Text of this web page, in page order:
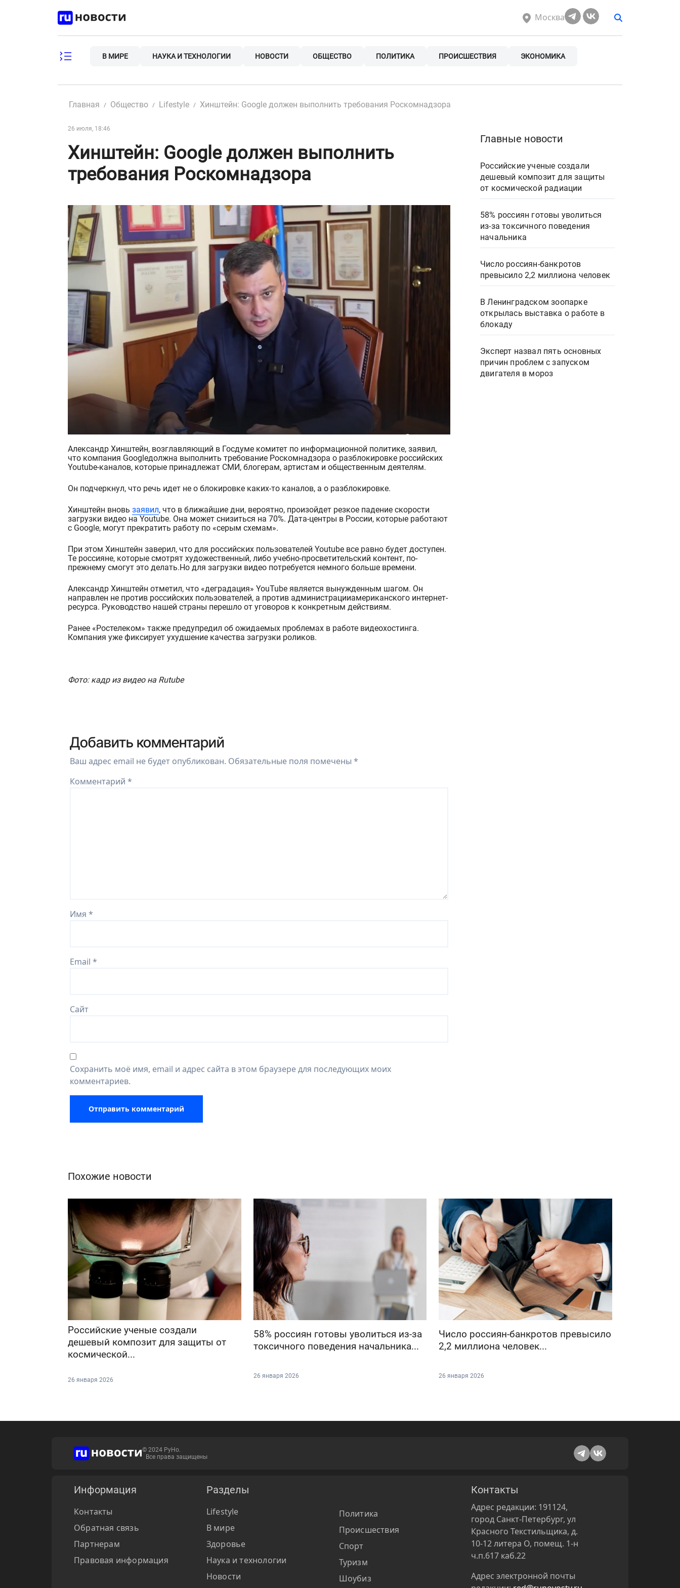
Москва
В МИРЕ НАУКА И ТЕХНОЛОГИИ НОВОСТИ ОБЩЕСТВО ПОЛИТИКА ПРОИСШЕСТВИЯ ЭКОНОМИКА
Главная Общество Lifestyle Хинштейн: Google должен выполнить требования Роскомнадзора
26 июля, 18:46
Хинштейн: Google должен выполнить
требования Роскомнадзора
Александр Хинштейн, возглавляющий в Госдуме комитет по информационной политике, заявил,
что компания Googleдолжна выполнить требование Роскомнадзора о разблокировке российских
Youtube-каналов, которые принадлежат СМИ, блогерам, артистам и общественным деятелям.
Он подчеркнул, что речь идет не о блокировке каких-то каналов, а о разблокировке.
Хинштейн вновь заявил, что в ближайшие дни, вероятно, произойдет резкое падение скорости
загрузки видео на Youtube. Она может снизиться на 70%. Дата-центры в России, которые работают
с Google, могут прекратить работу по «серым схемам».
При этом Хинштейн заверил, что для российских пользователей Youtube все равно будет доступен.
Те россияне, которые смотрят художественный, либо учебно-просветительский контент, по-
прежнему смогут это делать.Но для загрузки видео потребуется немного больше времени.
Александр Хинштейн отметил, что «деградация» YouTube является вынужденным шагом. Он
направлен не против российских пользователей, а против администрацииамериканского интернет-
ресурса. Руководство нашей страны перешло от уговоров к конкретным действиям.
Ранее «Ростелеком» также предупредил об ожидаемых проблемах в работе видеохостинга.
Компания уже фиксирует ухудшение качества загрузки роликов.
Фото: кадр из видео на Rutube
Добавить комментарий
Ваш адрес email не будет опубликован. Обязательные поля помечены *
Комментарий *
Имя *
Email *
Сайт
Сохранить моё имя, email и адрес сайта в этом браузере для последующих моих
комментариев.
Главные новости
Российские ученые создали
дешевый композит для защиты
от космической радиации
58% россиян готовы уволиться
из-за токсичного поведения
начальника
Число россиян-банкротов
превысило 2,2 миллиона человек
В Ленинградском зоопарке
открылась выставка о работе в
блокаду
Эксперт назвал пять основных
причин проблем с запуском
двигателя в мороз
Похожие новости
Российские ученые создали
дешевый композит для защиты от
космической...
26 января 2026
58% россиян готовы уволиться из-за
токсичного поведения начальника...
26 января 2026
Число россиян-банкротов превысило
2,2 миллиона человек...
26 января 2026
© 2024 РуНо.
Все права защищены
Информация
Контакты
Обратная связь
Партнерам
Правовая информация
Разделы
Lifestyle
В мире
Здоровье
Наука и технологии
Новости
Политика
Происшествия
Спорт
Туризм
Шоубиз
Контакты
Адрес редакции: 191124,
город Санкт-Петербург, ул
Красного Текстильщика, д.
10-12 литера О, помещ. 1-н
ч.п.617 каб.22
Адрес электронной почты